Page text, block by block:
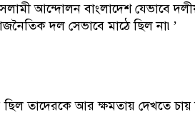
আন্দোলন বাংলাদেশ যেভাবে
দল সেভাবে মাঠে ছিল না৷’
তাদেরকে আর ক্ষমতায় দেখতে চায়